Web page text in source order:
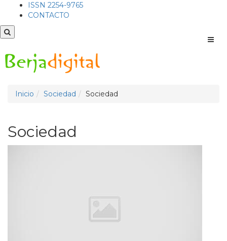
ISSN 2254-9765
CONTACTO
Inicio Sociedad Sociedad
Sociedad